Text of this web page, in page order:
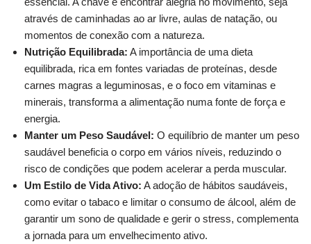
através de caminhadas ao ar livre, aulas de natação, ou
momentos de conexão com a natureza.
Nutrição Equilibrada: A importância de uma dieta
equilibrada, rica em fontes variadas de proteínas, desde
carnes magras a leguminosas, e o foco em vitaminas e
minerais, transforma a alimentação numa fonte de força e
energia.
Manter um Peso Saudável: O equilíbrio de manter um peso
saudável beneficia o corpo em vários níveis, reduzindo o
risco de condições que podem acelerar a perda muscular.
Um Estilo de Vida Ativo: A adoção de hábitos saudáveis,
como evitar o tabaco e limitar o consumo de álcool, além de
garantir um sono de qualidade e gerir o stress, complementa
a jornada para um envelhecimento ativo.